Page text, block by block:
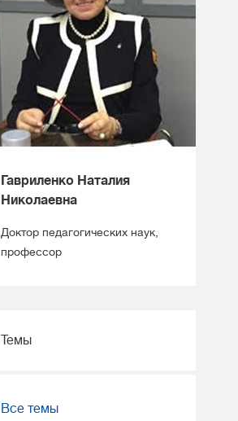
Гавриленко Наталия
Николаевна
Доктор педагогических наук,
профессор
Темы
Все темы